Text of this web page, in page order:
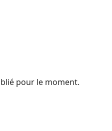
pour le moment.